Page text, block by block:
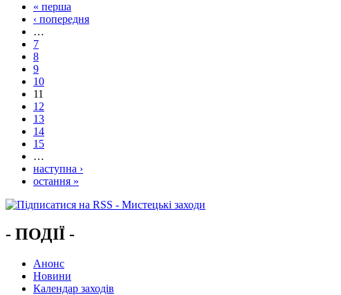
« перша
‹ попередня
…
7
8
9
10
11
12
13
14
15
…
наступна ›
остання »
- ПОДІЇ -
Анонс
Новини
Календар заходів